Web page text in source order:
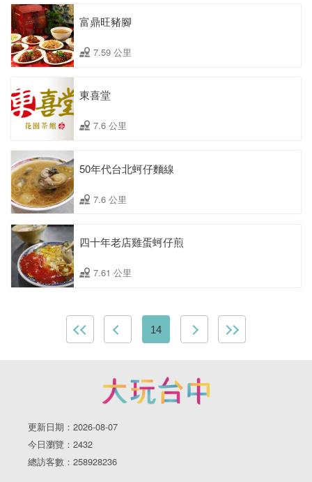
富鼎旺豬腳
7.59 公里
東喜堂
7.6 公里
50年代台北蚵仔麵線
7.6 公里
四十年老店雞蛋蚵仔煎
7.61 公里
14
更新日期：2026-08-07
今日瀏覽：2432
總訪客數：258928236